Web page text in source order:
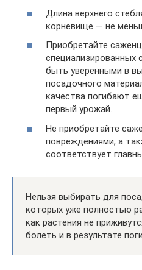
Длина верхнего
корневище — не
Приобретайте
специализированных
быть уверенными в
посадочного
качества погибают
первый урожай.
Не приобретайте
повреждениями, а
соответствует
Нельзя выбирать для
которых уже полностью
как растения не
болеть и в результате